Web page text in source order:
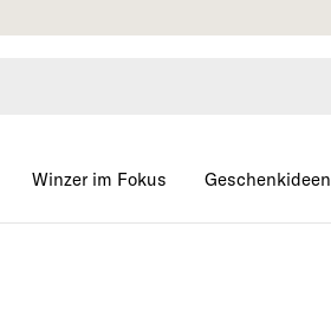
Winzer im Fokus Geschenkideen